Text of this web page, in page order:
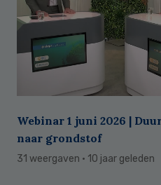
Webinar 1 juni 2026 |
naar grondstof
31 weergaven · 10 jaar geleden